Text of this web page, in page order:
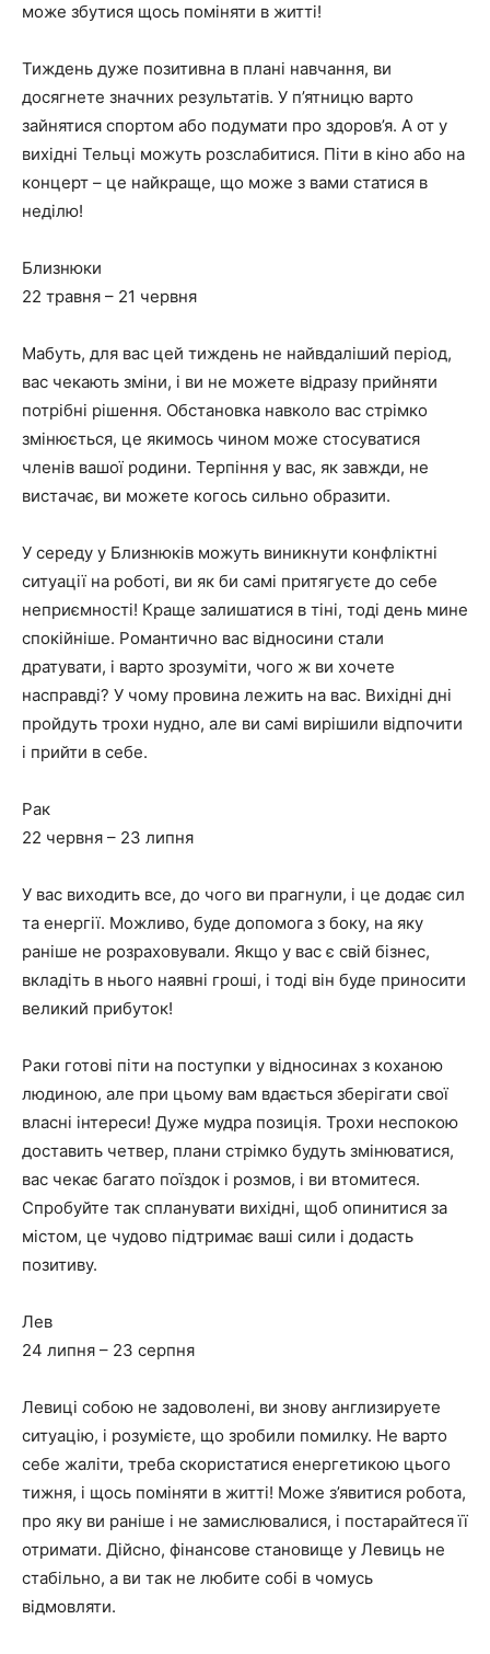
може збутися щось поміняти в житті!
Тиждень дуже позитивна в плані навчання, ви
досягнете значних результатів. У п’ятницю варто
зайнятися спортом або подумати про здоров’я. А от у
вихідні Тельці можуть розслабитися. Піти в кіно або на
концерт – це найкраще, що може з вами статися в
неділю!
Близнюки
22 травня – 21 червня
Мабуть, для вас цей тиждень не найвдаліший період,
вас чекають зміни, і ви не можете відразу прийняти
потрібні рішення. Обстановка навколо вас стрімко
змінюється, це якимось чином може стосуватися
членів вашої родини. Терпіння у вас, як завжди, не
вистачає, ви можете когось сильно образити.
У середу у Близнюків можуть виникнути конфліктні
ситуації на роботі, ви як би самі притягуєте до себе
неприємності! Краще залишатися в тіні, тоді день мине
спокійніше. Романтично вас відносини стали
дратувати, і варто зрозуміти, чого ж ви хочете
насправді? У чому провина лежить на вас. Вихідні дні
пройдуть трохи нудно, але ви самі вирішили відпочити
і прийти в себе.
Рак
22 червня – 23 липня
У вас виходить все, до чого ви прагнули, і це додає сил
та енергії. Можливо, буде допомога з боку, на яку
раніше не розраховували. Якщо у вас є свій бізнес,
вкладіть в нього наявні гроші, і тоді він буде приносити
великий прибуток!
Раки готові піти на поступки у відносинах з коханою
людиною, але при цьому вам вдається зберігати свої
власні інтереси! Дуже мудра позиція. Трохи неспокою
доставить четвер, плани стрімко будуть змінюватися,
вас чекає багато поїздок і розмов, і ви втомитеся.
Спробуйте так спланувати вихідні, щоб опинитися за
містом, це чудово підтримає ваші сили і додасть
позитиву.
Лев
24 липня – 23 серпня
Левиці собою не задоволені, ви знову англизируете
ситуацію, і розумієте, що зробили помилку. Не варто
себе жаліти, треба скористатися енергетикою цього
тижня, і щось поміняти в житті! Може з’явитися робота,
про яку ви раніше і не замислювалися, і постарайтеся її
отримати. Дійсно, фінансове становище у Левиць не
стабільно, а ви так не любите собі в чомусь
відмовляти.